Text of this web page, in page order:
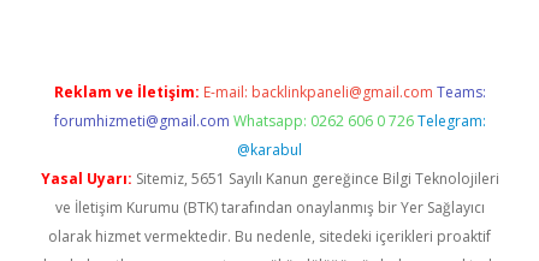
Reklam ve İletişim: E-mail: backlinkpaneli@gmail.com Teams:
forumhizmeti@gmail.com Whatsapp: 0262 606 0 726 Telegram:
@karabul
Yasal Uyarı: Sitemiz, 5651 Sayılı Kanun gereğince Bilgi Teknolojileri
ve İletişim Kurumu (BTK) tarafından onaylanmış bir Yer Sağlayıcı
olarak hizmet vermektedir. Bu nedenle, sitedeki içerikleri proaktif